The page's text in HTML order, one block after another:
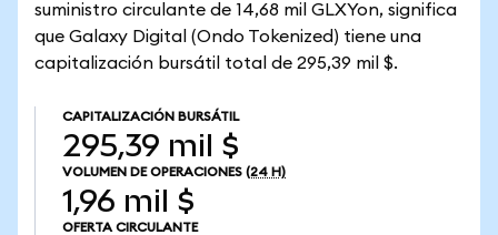
suministro circulante de 14,68 mil GLXYon, significa
que Galaxy Digital (Ondo Tokenized) tiene una
capitalización bursátil total de 295,39 mil $.
CAPITALIZACIÓN BURSÁTIL
295,39 mil $
VOLUMEN DE OPERACIONES (24 H)
1,96 mil $
OFERTA CIRCULANTE